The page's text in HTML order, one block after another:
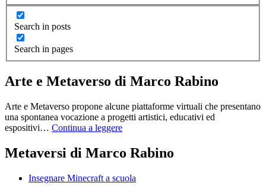
Search in posts
Search in pages
Arte e Metaverso di Marco Rabino
Arte e Metaverso propone alcune piattaforme virtuali che presentano
una spontanea vocazione a progetti artistici, educativi ed
espositivi… Continua a leggere
Metaversi di Marco Rabino
Insegnare Minecraft a scuola